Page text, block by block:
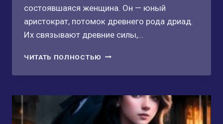
состоявшаяся женщина. Он — юный
аристократ, потомок древнего рода дриад.
Их связывают древние силы,…
ЧИТАТЬ ПОЛНОСТЬЮ ЕГО
ПРАВОСУДИЯ